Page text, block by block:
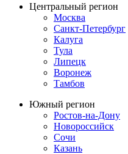
Центральный регион
Москва
Санкт-Петербург
Калуга
Тула
Липецк
Воронеж
Тамбов
Южный регион
Ростов-на-Дону
Новороссийск
Сочи
Казань